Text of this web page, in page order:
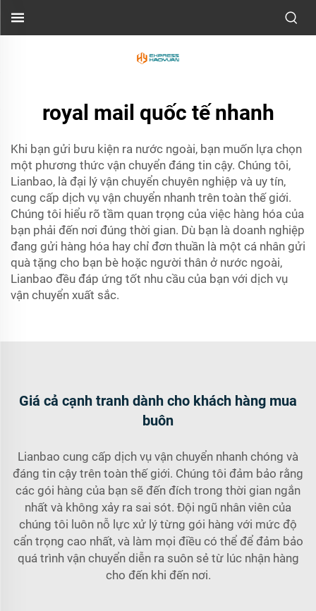
royal mail quốc tế nhanh
Khi bạn gửi bưu kiện ra nước ngoài, bạn muốn lựa chọn
một phương thức vận chuyển đáng tin cậy. Chúng tôi,
Lianbao, là đại lý vận chuyển chuyên nghiệp và uy tín,
cung cấp dịch vụ vận chuyển nhanh trên toàn thế giới.
Chúng tôi hiểu rõ tầm quan trọng của việc hàng hóa của
bạn phải đến nơi đúng thời gian. Dù bạn là doanh nghiệp
đang gửi hàng hóa hay chỉ đơn thuần là một cá nhân gửi
quà tặng cho bạn bè hoặc người thân ở nước ngoài,
Lianbao đều đáp ứng tốt nhu cầu của bạn với dịch vụ
vận chuyển xuất sắc.
Giá cả cạnh tranh dành cho khách hàng mua
buôn
Lianbao cung cấp dịch vụ vận chuyển nhanh chóng và
đáng tin cậy trên toàn thế giới. Chúng tôi đảm bảo rằng
các gói hàng của bạn sẽ đến đích trong thời gian ngắn
nhất và không xảy ra sai sót. Đội ngũ nhân viên của
chúng tôi luôn nỗ lực xử lý từng gói hàng với mức độ
cẩn trọng cao nhất, và làm mọi điều có thể để đảm bảo
quá trình vận chuyển diễn ra suôn sẻ từ lúc nhận hàng
cho đến khi đến nơi.